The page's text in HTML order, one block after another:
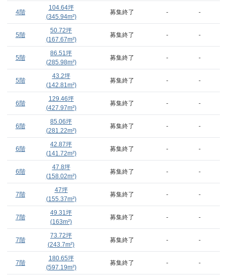
4階
104.64坪
(345.94m²)
募集終了 - -
5階
50.72坪
(167.67m²)
募集終了 - -
5階
86.51坪
(285.98m²)
募集終了 - -
5階
43.2坪
(142.81m²)
募集終了 - -
6階
129.46坪
(427.97m²)
募集終了 - -
6階
85.06坪
(281.22m²)
募集終了 - -
6階
42.87坪
(141.72m²)
募集終了 - -
6階
47.8坪
(158.02m²)
募集終了 - -
7階
47坪
(155.37m²)
募集終了 - -
7階
49.31坪
(163m²)
募集終了 - -
7階
73.72坪
(243.7m²)
募集終了 - -
7階
180.65坪
(597.19m²)
募集終了 - -